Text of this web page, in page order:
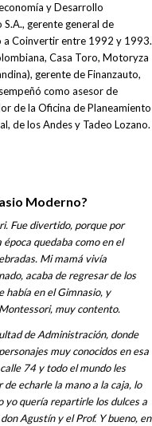
y Desarrollo
gerente general de
a Coinvertir entre 1992 y 1993.
Casa Toro, Motoryza
gerente de Finanzauto,
como asesor de
de la Oficina de Planeamiento
de los Andes y Tadeo Lozano.
Moderno?
Fue divertido, porque por
quedaba como en el
Mi mamá vivía
acaba de regresar de los
había en el Gimnasio, y
muy contento.
de Administración, donde
muy conocidos en esa
74 y todo el mundo les
echarle la mano a la caja, lo
yo quería repartirle los dulces a
Agustín y el Prof. Y bueno, en